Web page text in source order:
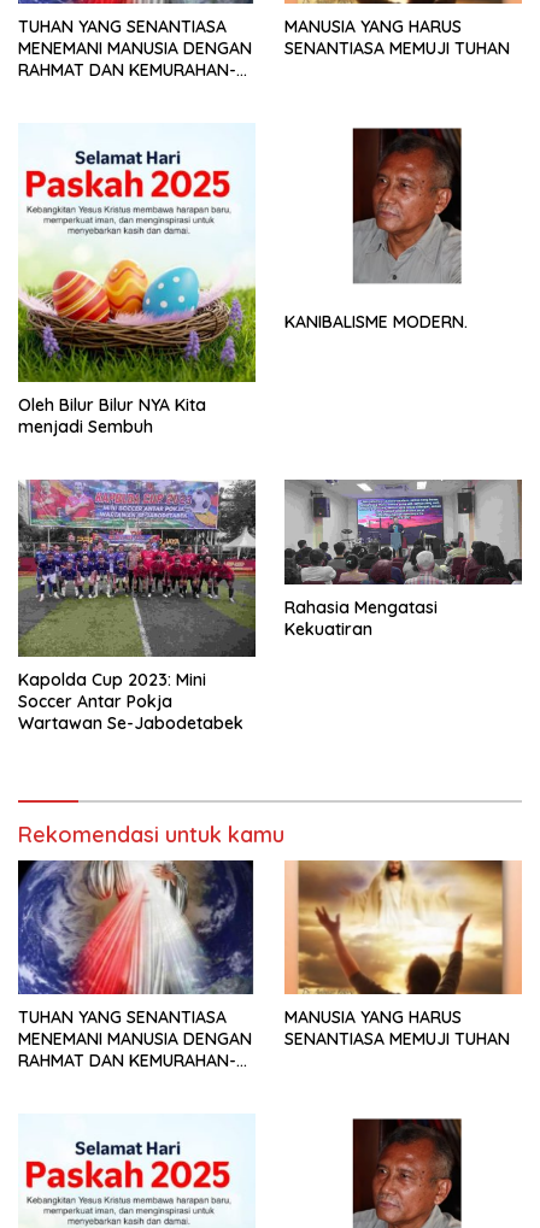
TUHAN YANG SENANTIASA
MENEMANI MANUSIA DENGAN
RAHMAT DAN KEMURAHAN-
MANUSIA YANG HARUS
SENANTIASA MEMUJI TUHAN
Oleh Bilur Bilur NYA Kita
menjadi Sembuh
KANIBALISME MODERN.
Kapolda Cup 2023: Mini
Soccer Antar Pokja
Wartawan Se-Jabodetabek
Rahasia Mengatasi
Kekuatiran
Rekomendasi untuk kamu
TUHAN YANG SENANTIASA
MENEMANI MANUSIA DENGAN
RAHMAT DAN KEMURAHAN-
MANUSIA YANG HARUS
SENANTIASA MEMUJI TUHAN